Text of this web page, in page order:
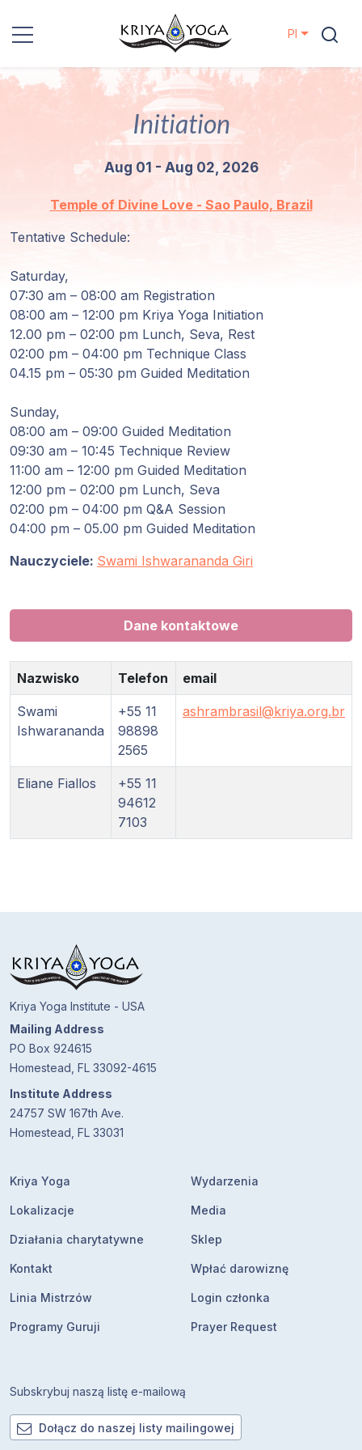
Kriya Yoga
charytatywne
Wydarzenia
Lokalizacje
Linia
Mistrzów
Programy
Guruji
Media
Sklep
Wpłać
darowiznę
Pl
Initiation
Aug 01 - Aug 02, 2026
Temple of Divine Love - Sao Paulo, Brazil
Tentative Schedule:
Saturday,
07:30 am – 08:00 am Registration
08:00 am – 12:00 pm Kriya Yoga Initiation
12.00 pm – 02:00 pm Lunch, Seva, Rest
02:00 pm – 04:00 pm Technique Class
04.15 pm – 05:30 pm Guided Meditation
Sunday,
08:00 am – 09:00 Guided Meditation
09:30 am – 10:45 Technique Review
11:00 am – 12:00 pm Guided Meditation
12:00 pm – 02:00 pm Lunch, Seva
02:00 pm – 04:00 pm Q&A Session
04:00 pm – 05.00 pm Guided Meditation
Nauczyciele: Swami Ishwarananda Giri
Dane kontaktowe
Nazwisko Telefon email
Swami
Ishwarananda
+55 11
98898
2565
ashrambrasil@kriya.org.br
Eliane Fiallos
+55 11
94612
7103
Kriya Yoga Institute - USA
Mailing Address
PO Box 924615
Homestead, FL 33092-4615
Institute Address
24757 SW 167th Ave.
Homestead, FL 33031
Kriya Yoga
Lokalizacje
Działania charytatywne
Kontakt
Linia Mistrzów
Programy Guruji
Wydarzenia
Media
Sklep
Wpłać darowiznę
Login członka
Prayer Request
Subskrybuj naszą listę e-mailową
Dołącz do naszej listy mailingowej